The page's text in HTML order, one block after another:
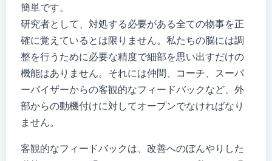
簡単です。
研究者として、対処する必要がある全ての物事を正
確に覚えているとは限りません。私たちの脳には調
整を行うために必要な精度で細部を思い出すだけの
機能はありません。それには仲間、コーチ、スーパ
ーバイザーからの客観的なフィードバックなど、外
部からの動機付けに対してオープンでなければなり
ません。
客観的なフィードバックは、改善へのぼんやりした